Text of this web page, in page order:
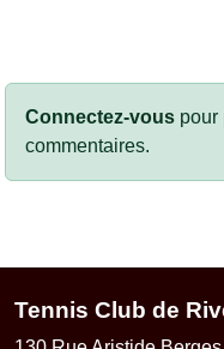
Connectez-vous pour
commentaires.
Tennis Club de